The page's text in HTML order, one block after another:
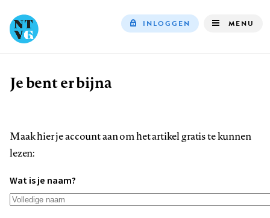
INLOGGEN MENU
Kruimelpad
Je bent er bijna
Maak hier je account aan om het artikel gratis te kunnen
lezen:
Wat is je naam?